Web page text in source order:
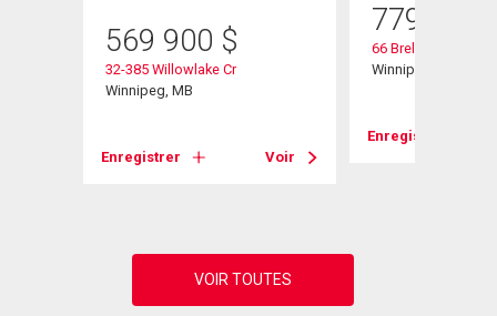
569 900 $
32-385 Willowlake Cr
Winnipeg, MB
Enregistrer Voir
779 900
66 Breland Bay
Winnipeg, MB
Enregistrer